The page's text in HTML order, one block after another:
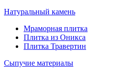
Натуральный камень
Мраморная плитка
Плитка из Оникса
Плитка Травертин
Сыпучие материалы